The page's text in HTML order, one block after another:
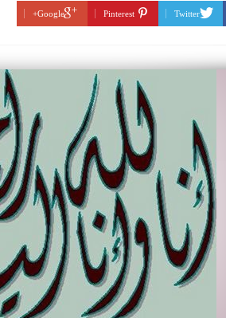
Twitter
Pinterest
Google+